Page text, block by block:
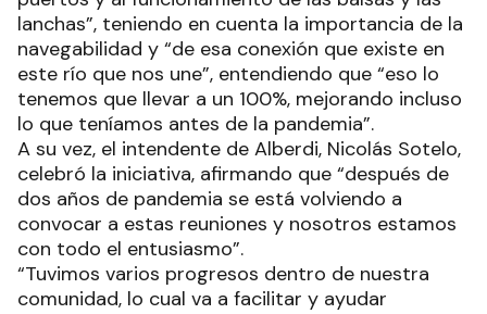
lanchas”, teniendo en cuenta la importancia de la
navegabilidad y “de esa conexión que existe en
este río que nos une”, entendiendo que “eso lo
tenemos que llevar a un 100%, mejorando incluso
lo que teníamos antes de la pandemia”.
A su vez, el intendente de Alberdi, Nicolás Sotelo,
celebró la iniciativa, afirmando que “después de
dos años de pandemia se está volviendo a
convocar a estas reuniones y nosotros estamos
con todo el entusiasmo”.
“Tuvimos varios progresos dentro de nuestra
comunidad, lo cual va a facilitar y ayudar